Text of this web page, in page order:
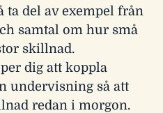
ta del av exempel från
samtal om hur små
skillnad.
dig att koppla
undervisning så att
redan i morgon.